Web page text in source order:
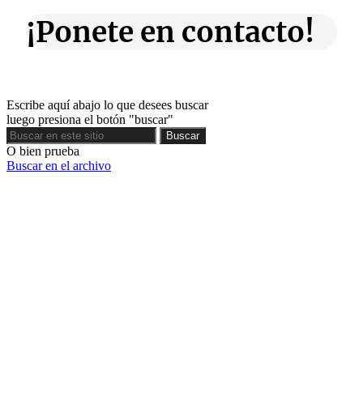
¡Ponete en contacto!
Escribe aquí abajo lo que desees buscar
luego presiona el botón "buscar"
Buscar
Buscar
O bien prueba
Buscar en el archivo